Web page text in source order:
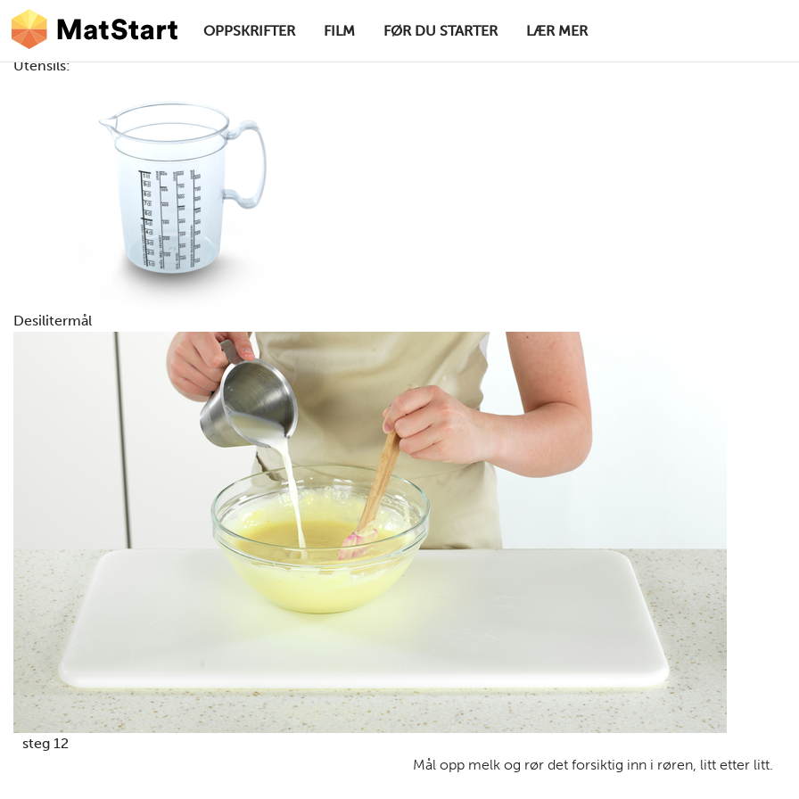
Hopp til hovedinnhold
hovednavigasjonsskrivebordsversjon
OPPSKRIFTER FILM FØR DU STARTER LÆR MER
Utensils:
Desilitermål
steg 12
Mål opp melk og rør det forsiktig inn i røren, litt etter litt.